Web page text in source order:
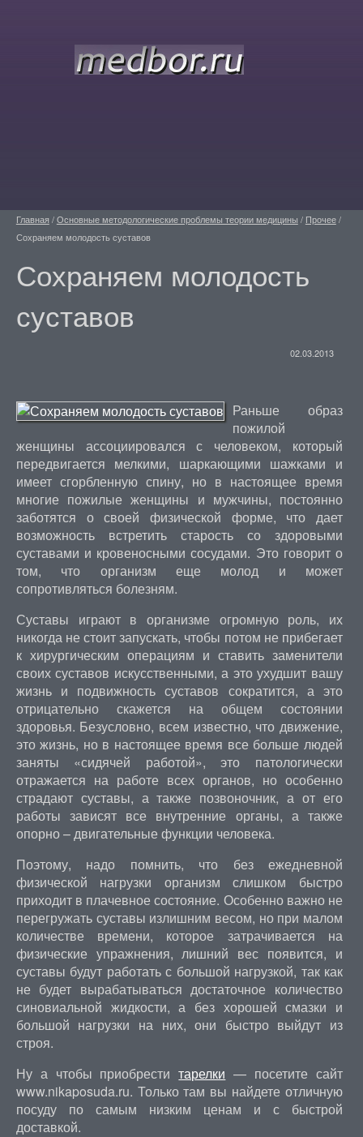
Главная /Основные методологические проблемы теории медицины / Прочее/
Сохраняем молодость суставов
Сохраняем молодость
суставов
02.03.2013
Раньше образ
пожилой
женщины ассоциировался с человеком, который
передвигается мелкими, шаркающими шажками и
имеет сгорбленную спину, но в настоящее время
многие пожилые женщины и мужчины, постоянно
заботятся о своей физической форме, что дает
возможность встретить старость со здоровыми
суставами и кровеносными сосудами. Это говорит о
том, что организм еще молод и может
сопротивляться болезням.
Суставы играют в организме огромную роль, их
никогда не стоит запускать, чтобы потом не прибегает
к хирургическим операциям и ставить заменители
своих суставов искусственными, а это ухудшит вашу
жизнь и подвижность суставов сократится, а это
отрицательно скажется на общем состоянии
здоровья. Безусловно, всем известно, что движение,
это жизнь, но в настоящее время все больше людей
заняты «сидячей работой», это патологически
отражается на работе всех органов, но особенно
страдают суставы, а также позвоночник, а от его
работы зависят все внутренние органы, а также
опорно – двигательные функции человека.
Поэтому, надо помнить, что без ежедневной
физической нагрузки организм слишком быстро
приходит в плачевное состояние. Особенно важно не
перегружать суставы излишним весом, но при малом
количестве времени, которое затрачивается на
физические упражнения, лишний вес появится, и
суставы будут работать с большой нагрузкой, так как
не будет вырабатываться достаточное количество
синовиальной жидкости, а без хорошей смазки и
большой нагрузки на них, они быстро выйдут из
строя.
Ну а чтобы приобреститарелки — посетите сайт
www.nikaposuda.ru. Только там вы найдете отличную
посуду по самым низким ценам и с быстрой
доставкой.